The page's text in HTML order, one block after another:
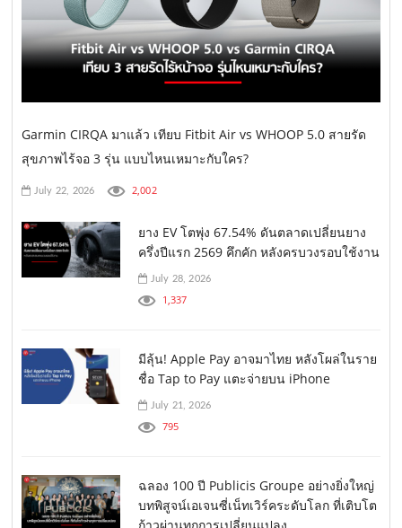
Garmin CIRQA มาแล้ว เทียบ Fitbit Air vs WHOOP 5.0 สายรัด
สุขภาพไร้จอ 3 รุ่น แบบไหนเหมาะกับใคร?
July 22, 2026 2,002
ยาง EV โตพุ่ง 67.54% ดันตลาดเปลี่ยนยาง
ครึ่งปีแรก 2569 คึกคัก หลังครบวงรอบใช้งาน
July 28, 2026
1,337
มีลุ้น! Apple Pay อาจมาไทย หลังโผล่ในราย
ชื่อ Tap to Pay แตะจ่ายบน iPhone
July 21, 2026
795
ฉลอง 100 ปี Publicis Groupe อย่างยิ่งใหญ่
บทพิสูจน์เอเจนซี่เน็ทเวิร์คระดับโลก ที่เติบโต